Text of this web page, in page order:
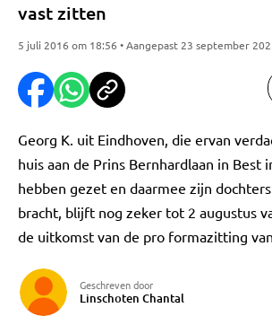
vast zitten
5 juli 2016 om 18:56 • Aangepast 23 september
Georg K. uit Eindhoven, die ervan
huis aan de Prins Bernhardlaan in Best
hebben gezet en daarmee zijn
bracht, blijft nog zeker tot 2 augustus
de uitkomst van de pro formazitting
Geschreven door
Linschoten Chantal